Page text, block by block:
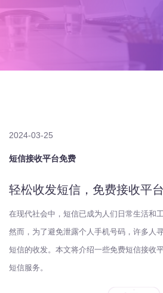
2024-03-25
短信接收平台免费
轻松收发短信，免费接收平
在现代社会中，短信已成为人们日常生活和
然而，为了避免泄露个人手机号码，许多人
短信的收发。本文将介绍一些免费短信接收
短信服务。